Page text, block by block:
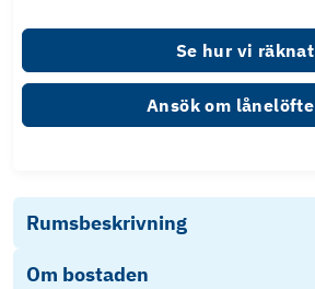
Se hur vi räknat
Ansök om lånelöfte
Rumsbeskrivning
Om bostaden